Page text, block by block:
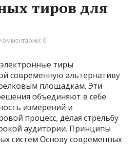
тиров для
Комментарии: 0
тиры
современную альтернативу
площадкам. Эти
объединяют в себе
измерений и
процесс, делая стрельбу
аудитории. Принципы
систем Основу современных